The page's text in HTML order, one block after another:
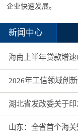
企业快速发展。
新闻中心
2026年工信领域创